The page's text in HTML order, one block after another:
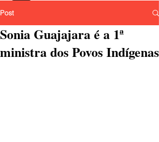
Post
Sonia Guajajara é a 1ª
ministra dos Povos Indígenas